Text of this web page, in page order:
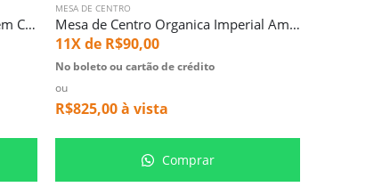
Mesa de Centro 1,00m Redonda em Castanho (6704)
MESA DE CENTRO
Mesa de Centro Organica Imperial Amendoa (2322)
11X de R$90,00
No boleto ou cartão de crédito
ou
R$825,00à vista
Comprar